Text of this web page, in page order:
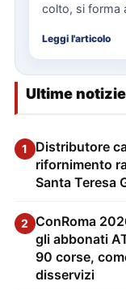
colto, si forma
Leggi l'articolo
Ultime notizie
1
Distributore
rifornimento
Santa Teresa
2 ConRoma
gli abbonati
90 corse,
disservizi